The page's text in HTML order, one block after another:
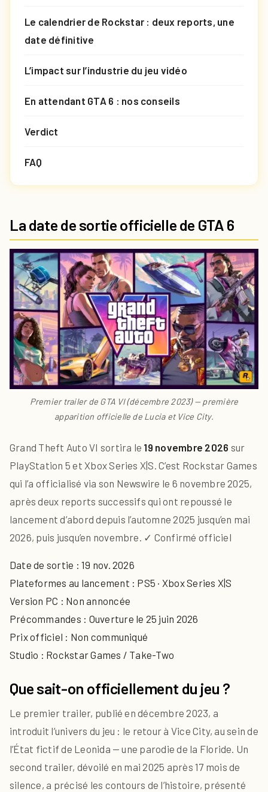
Le calendrier de Rockstar : deux reports, une
date définitive
L’impact sur l’industrie du jeu vidéo
En attendant GTA 6 : nos conseils
Verdict
FAQ
La date de sortie officielle de GTA 6
Premier trailer de GTA VI (décembre 2023) — première
apparition officielle de Lucia et Vice City.
Grand Theft Auto VI sortira le 19 novembre 2026 sur
PlayStation 5 et Xbox Series X|S. C’est Rockstar Games
qui l’a officialisé via son Newswire le 6 novembre 2025,
après deux reports successifs qui ont repoussé le
lancement d’abord depuis l’automne 2025 jusqu’en mai
2026, puis jusqu’en novembre. ✓ Confirmé officiel
Date de sortie : 19 nov. 2026
Plateformes au lancement : PS5 · Xbox Series X|S
Version PC : Non annoncée
Précommandes : Ouverture le 25 juin 2026
Prix officiel : Non communiqué
Studio : Rockstar Games / Take-Two
Que sait-on officiellement du jeu ?
Le premier trailer, publié en décembre 2023, a
introduit l’univers du jeu : le retour à Vice City, au sein de
l’État fictif de Leonida — une parodie de la Floride. Un
second trailer, dévoilé en mai 2025 après 17 mois de
silence, a précisé les contours de l’histoire, présenté